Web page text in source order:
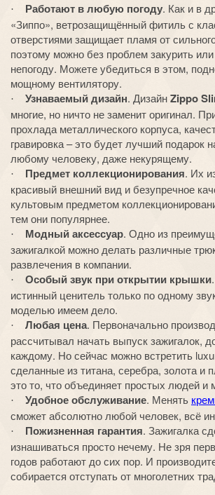
· Работают в любую погоду. Как и в
«Зиппо», ветрозащищённый фитиль с
отверстиями защищает пламя от
поэтому можно без проблем закурить
непогоду. Можете убедиться в этом,
мощному вентилятору.
· Узнаваемый дизайн. ДизайнZippo
многие, но ничто не заменит оригинал.
прохлада металлического корпуса,
гравировка – это будет лучший подарок
любому человеку, даже некурящему.
· Предмет коллекционирования. Их
красивый внешний вид и безупречное
культовым предметом
тем они популярнее.
· Модный аксессуар. Одно из
зажигалкой можно делать различные
развлечения в компании.
· Особый звук при открытии крышки
истинный ценитель только по одному
моделью имеем дело.
· Любая цена. Первоначально
рассчитывал начать выпуск зажигалок,
каждому. Но сейчас можно встретить
сделанные из титана, серебра, золота и
это то, что объединяет простых людей и
· Удобное обслуживание. Менять
сможет абсолютно любой человек, всё
· Пожизненная гарантия. Зажигалка
изнашиваться просто нечему. Не зря
годов работают до сих пор. И
собирается отступать от многолетних